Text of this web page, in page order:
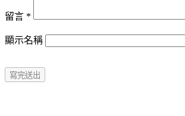
留言 *
顯示名稱